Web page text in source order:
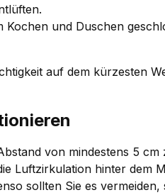
und Duschen
auf dem kürzesten
von mindestens 5 cm
Luftzirkulation hinter dem
sollten Sie es